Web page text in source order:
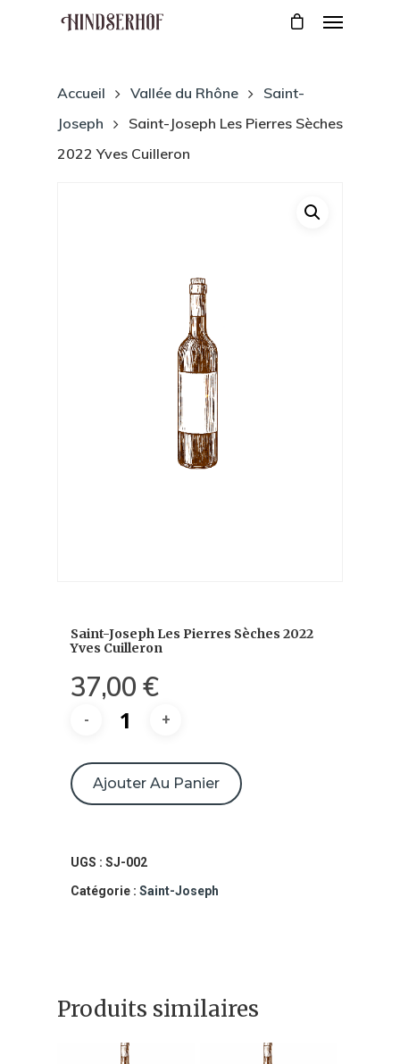
Accueil Vallée du Rhône
Saint-
Joseph
Saint-Joseph Les Pierres Sèches
2022 Yves Cuilleron
Saint-Joseph Les Pierres Sèches 2022
Yves Cuilleron
37,00 €
de
Saint-
Les
Pierres
Cuilleron
Ajouter Au Panier
UGS : SJ-002
Catégorie : Saint-Joseph
Produits similaires